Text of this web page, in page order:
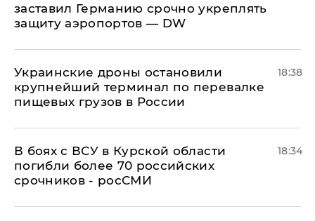
заставил Германию срочно укреплять
защиту аэропортов — DW
Украинские дроны остановили
крупнейший терминал по перевалке
пищевых грузов в России
18:38
В боях с ВСУ в Курской области
погибли более 70 российских
срочников - росСМИ
18:34